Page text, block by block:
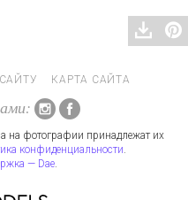
КАРТА САЙТА
на фотографии принадлежат их
конфиденциальности.
— Dae.